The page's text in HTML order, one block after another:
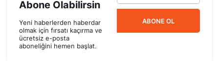
Abone Olabilirsin
Yeni haberlerden haberdar
olmak için fırsatı kaçırma ve
ücretsiz e-posta
aboneliğini hemen başlat.
ABONE OL